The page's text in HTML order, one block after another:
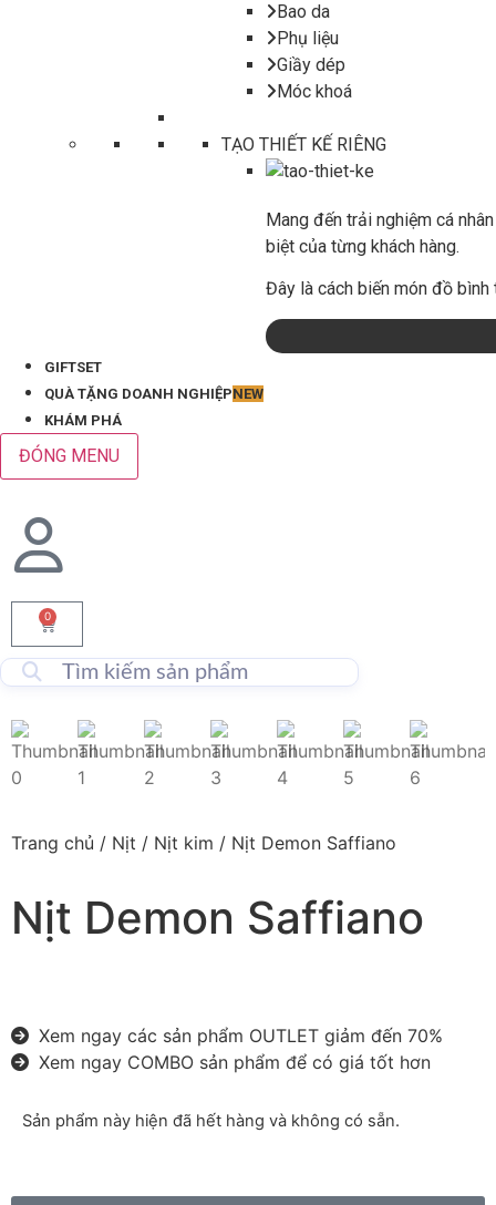
Bao da
Phụ liệu
Giầy dép
Móc khoá
TẠO THIẾT KẾ RIÊNG
Mang đến trải nghiệm cá
biệt của từng khách hàng.
Đây là cách biến món đồ
GIFTSET
QUÀ TẶNG DOANH NGHIỆPNEW
KHÁM PHÁ
ĐÓNG MENU
0
Trang chủ / Nịt / Nịt kim / Nịt Demon Saffiano
Nịt Demon Saffiano
Xem ngay các sản phẩm OUTLET giảm đến 70%
Xem ngay COMBO sản phẩm để có giá tốt hơn
Sản phẩm này hiện đã hết hàng và không có sẵn.